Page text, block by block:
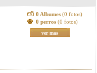
0 Albumes (0 fotos)
0 perros (0 fotos)
ver mas